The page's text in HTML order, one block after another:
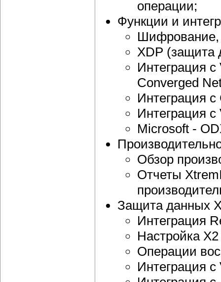
операции;
Функции и
Шифрование,
XDP (защита
Интеграция
Converged
Интеграция
Интеграция
Microsoft -
Обзор
Отчеты
Защита данных
Интеграция
Настройка
Операции
Интеграция с